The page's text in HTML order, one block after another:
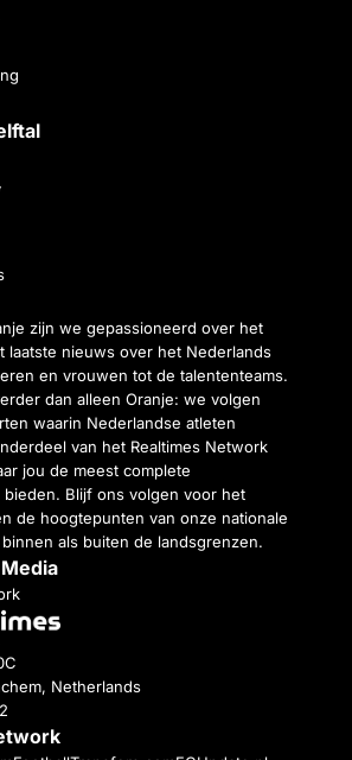
zijn we gepassioneerd over het
laatste nieuws over het Nederlands
en vrouwen tot de talententeams.
dan alleen Oranje: we volgen
waarin Nederlandse atleten
van het Realtimes Network
jou de meest complete
Blijf ons volgen voor het
de hoogtepunten van onze nationale
als buiten de landsgrenzen.
Netherlands